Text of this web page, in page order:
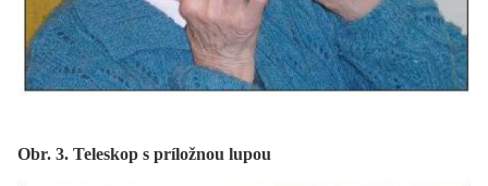
Obr. 3. Teleskop s príložnou lupou